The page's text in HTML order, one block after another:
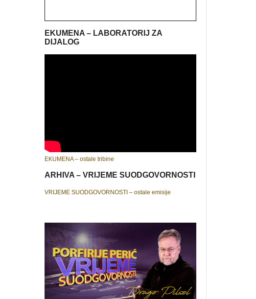
EKUMENA – LABORATORIJ ZA
DIJALOG
EKUMENA – ostale tribine
ARHIVA – VRIJEME SUODGOVORNOSTI
VRIJEME SUODGOVORNOSTI – ostale emisije